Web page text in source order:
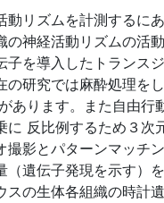
動リズムを計測する
神経活動リズムの活
を導入したトラン
研究では麻酔処理
あります。また自由
反比例するため３次
影とパターンマッ
遺伝子発現を示す
の生体各組織の時